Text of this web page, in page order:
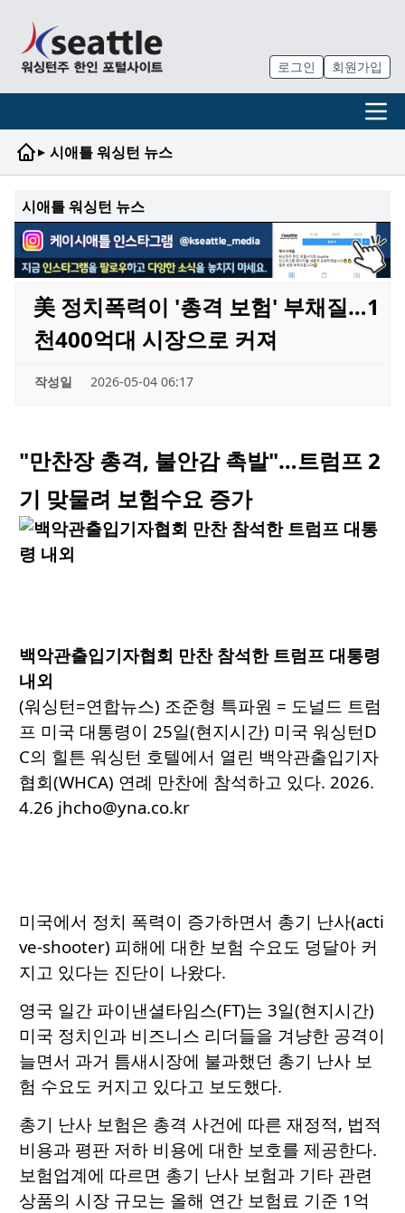
로그인 회원가입
▸ 시애틀 워싱턴 뉴스
시애틀 워싱턴 뉴스
美 정치폭력이 '총격 보험' 부채질…1
천400억대 시장으로 커져
작성일 2026-05-04 06:17
"만찬장 총격, 불안감 촉발"…트럼프 2
기 맞물려 보험수요 증가
백악관출입기자협회 만찬 참석한 트럼프 대통령
내외
(워싱턴=연합뉴스) 조준형 특파원 = 도널드 트럼
프 미국 대통령이 25일(현지시간) 미국 워싱턴D
C의 힐튼 워싱턴 호텔에서 열린 백악관출입기자
협회(WHCA) 연례 만찬에 참석하고 있다. 2026.
4.26 jhcho@yna.co.kr
미국에서 정치 폭력이 증가하면서 총기 난사(acti
ve-shooter) 피해에 대한 보험 수요도 덩달아 커
지고 있다는 진단이 나왔다.
영국 일간 파이낸셜타임스(FT)는 3일(현지시간)
미국 정치인과 비즈니스 리더들을 겨냥한 공격이
늘면서 과거 틈새시장에 불과했던 총기 난사 보
험 수요도 커지고 있다고 보도했다.
총기 난사 보험은 총격 사건에 따른 재정적, 법적
비용과 평판 저하 비용에 대한 보호를 제공한다.
보험업계에 따르면 총기 난사 보험과 기타 관련
상품의 시장 규모는 올해 연간 보험료 기준 1억